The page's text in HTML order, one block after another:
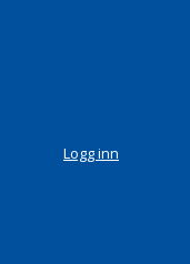
Logg inn